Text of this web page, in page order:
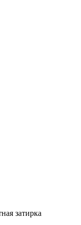
затирка